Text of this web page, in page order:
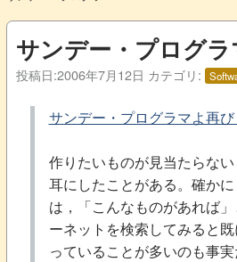
サンデー・プログラ
投稿日:2006年7月12日 カテゴリ:
サンデー・プログラマよ再
作りたいものが見当たらな
耳にしたことがある。確か
は，「こんなものがあれば
ーネットを検索してみると
っていることが多いのも事実